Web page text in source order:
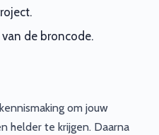
de broncode.
om jouw
helder te krijgen. Daarna